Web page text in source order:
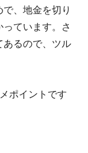
、地金を切り
ています。さ
あるので、ツル
ポイントです